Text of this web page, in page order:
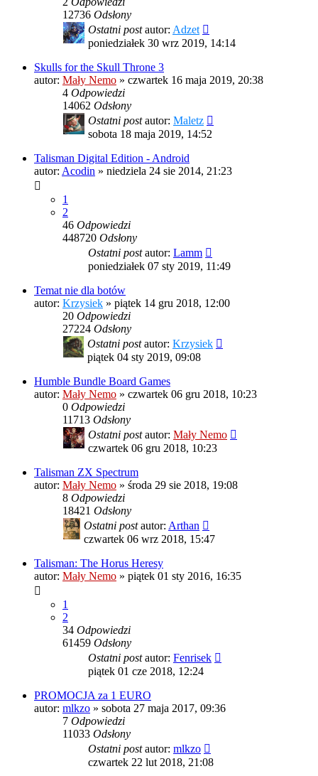
12736 Odsłony
Ostatni postautor: Adzet
poniedziałek 30 wrz 2019, 14:14
Skulls for the Skull Throne 3
autor: Mały Nemo » czwartek 16 maja 2019, 20:38
4 Odpowiedzi
14062 Odsłony
Ostatni postautor: Maletz
sobota 18 maja 2019, 14:52
Talisman Digital Edition - Android
autor: Acodin » niedziela 24 sie 2014, 21:23
1
2
46 Odpowiedzi
448720 Odsłony
Ostatni postautor: Lamm
poniedziałek 07 sty 2019, 11:49
Temat nie dla botów
autor: Krzysiek » piątek 14 gru 2018, 12:00
20 Odpowiedzi
27224 Odsłony
Ostatni postautor: Krzysiek
piątek 04 sty 2019, 09:08
Humble Bundle Board Games
autor: Mały Nemo » czwartek 06 gru 2018, 10:23
0 Odpowiedzi
11713 Odsłony
Ostatni postautor: Mały Nemo
czwartek 06 gru 2018, 10:23
Talisman ZX Spectrum
autor: Mały Nemo » środa 29 sie 2018, 19:08
8 Odpowiedzi
18421 Odsłony
Ostatni postautor: Arthan
czwartek 06 wrz 2018, 15:47
Talisman: The Horus Heresy
autor: Mały Nemo » piątek 01 sty 2016, 16:35
1
2
34 Odpowiedzi
61459 Odsłony
Ostatni postautor: Fenrisek
piątek 01 cze 2018, 12:24
PROMOCJA za 1 EURO
autor: mlkzo » sobota 27 maja 2017, 09:36
7 Odpowiedzi
11033 Odsłony
Ostatni postautor: mlkzo
czwartek 22 lut 2018, 21:08